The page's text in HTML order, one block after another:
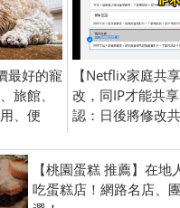
最好的寵
旅館、
、便
【Netflix家庭共
改，同IP才能共
認：日後將修改
【桃園蛋糕 推薦】在地
吃蛋糕店！網路名店、